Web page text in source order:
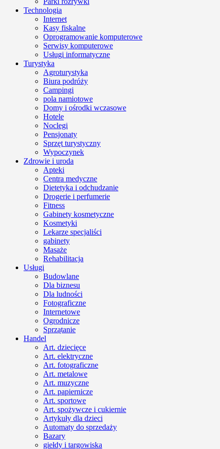
Technologia
Internet
Kasy fiskalne
Oprogramowanie komputerowe
Serwisy komputerowe
Usługi informatyczne
Turystyka
Agroturystyka
Biura podróży
Campingi
pola namiotowe
Domy i ośrodki wczasowe
Hotele
Noclegi
Pensjonaty
Sprzęt turystyczny
Wypoczynek
Zdrowie i uroda
Apteki
Centra medyczne
Dietetyka i odchudzanie
Drogerie i perfumerie
Fitness
Gabinety kosmetyczne
Kosmetyki
Lekarze specjaliści
gabinety
Masaże
Rehabilitacja
Usługi
Budowlane
Dla biznesu
Dla ludności
Fotograficzne
Internetowe
Ogrodnicze
Sprzątanie
Handel
Art. dziecięce
Art. elektryczne
Art. fotograficzne
Art. metalowe
Art. muzyczne
Art. papiernicze
Art. sportowe
Art. spożywcze i cukiernie
Artykuły dla dzieci
Automaty do sprzedaży
Bazary
giełdy i targowiska